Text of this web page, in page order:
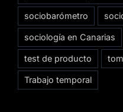
sociobarómetro
sociología en Canarias
test de producto
Trabajo temporal